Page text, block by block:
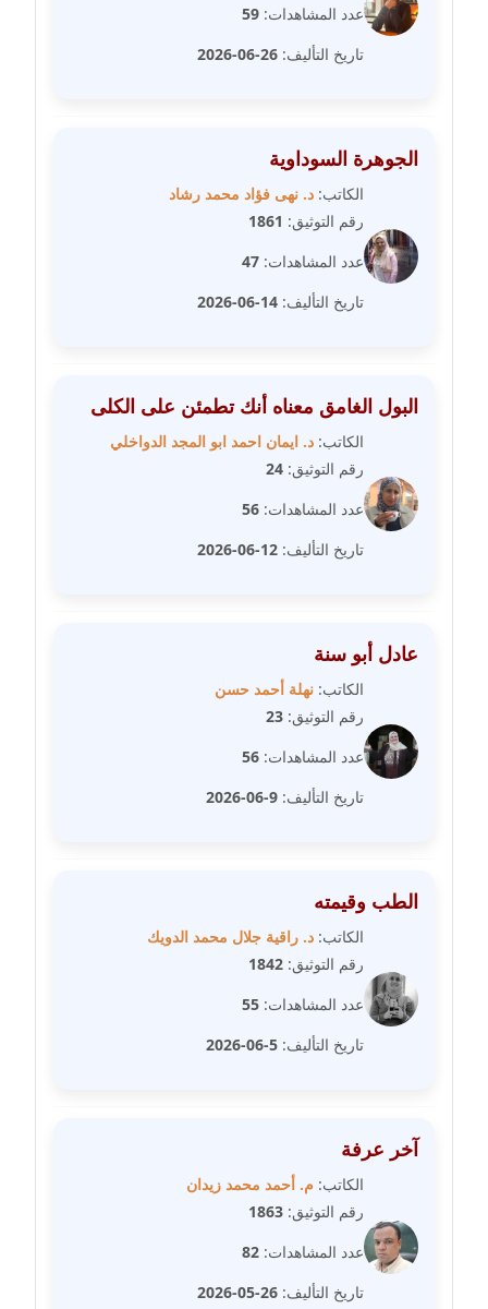
عاملة
مدونة عبير عبد الرحيم (ماعت)
مدونة عبير عزاوي
عاملة
مدونة عبير محمد
عاملة
مدونة عبير مصطفى
عاملة
مدونة عزة بركة
عاملة
مدونة عطا الله حسب الله
عاملة
مدونة علا ابو السعادات
عاملة
مدونة علا الأزوك
عاملة
مدونة علي الصادق
عاملة
مدونة علي الفشني
عاملة
مدونة عمرو عاطف
عاملة
مدونة غادة زهران
عدد المشاهدات: 59
تاريخ التأليف: 26-06-2026
الجوهرة السوداوية
الكاتب: د. نهى فؤاد محمد رشاد
رقم التوثيق: 1861
عدد المشاهدات: 47
تاريخ التأليف: 14-06-2026
البول الغامق معناه أنك تطمئن على الكلى
الكاتب: د. ايمان احمد ابو المجد الدواخلي
رقم التوثيق: 24
عدد المشاهدات: 56
تاريخ التأليف: 12-06-2026
عادل أبو سنة
الكاتب: نهلة أحمد حسن
رقم التوثيق: 23
عدد المشاهدات: 56
تاريخ التأليف: 9-06-2026
الطب وقيمته
الكاتب: د. راقية جلال محمد الدويك
رقم التوثيق: 1842
عدد المشاهدات: 55
تاريخ التأليف: 5-06-2026
آخر عرفة
الكاتب: م. أحمد محمد زيدان
رقم التوثيق: 1863
عدد المشاهدات: 82
تاريخ التأليف: 26-05-2026